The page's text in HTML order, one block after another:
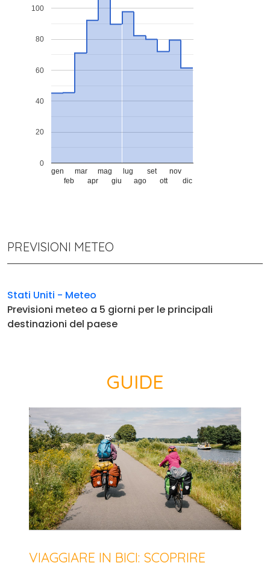
gen
feb
mar
apr
mag
giu
lug
ago
set
ott
nov
dic
0
20
40
60
80
100
PREVISIONI METEO
Stati Uniti - Meteo
Previsioni meteo a 5 giorni per le principali
destinazioni del paese
GUIDE
VIAGGIARE IN BICI: SCOPRIRE